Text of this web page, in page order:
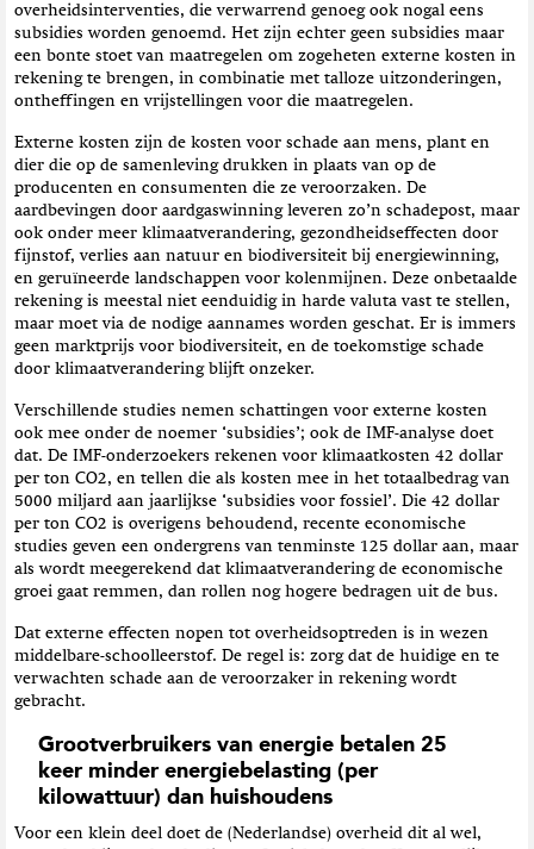
overheidsinterventies, die verwarrend genoeg ook nogal eens
subsidies worden genoemd. Het zijn echter geen subsidies maar
een bonte stoet van maatregelen om zogeheten externe kosten in
rekening te brengen, in combinatie met talloze uitzonderingen,
ontheffingen en vrijstellingen voor die maatregelen.
Externe kosten zijn de kosten voor schade aan mens, plant en
dier die op de samenleving drukken in plaats van op de
producenten en consumenten die ze veroorzaken. De
aardbevingen door aardgaswinning leveren zo’n schadepost, maar
ook onder meer klimaatverandering, gezondheidseffecten door
fijnstof, verlies aan natuur en biodiversiteit bij energiewinning,
en geruïneerde landschappen voor kolenmijnen. Deze onbetaalde
rekening is meestal niet eenduidig in harde valuta vast te stellen,
maar moet via de nodige aannames worden geschat. Er is immers
geen marktprijs voor biodiversiteit, en de toekomstige schade
door klimaatverandering blijft onzeker.
Verschillende studies nemen schattingen voor externe kosten
ook mee onder de noemer ‘subsidies’; ook de IMF-analyse doet
dat. De IMF-onderzoekers rekenen voor klimaatkosten 42 dollar
per ton CO2, en tellen die als kosten mee in het totaalbedrag van
5000 miljard aan jaarlijkse ‘subsidies voor fossiel’. Die 42 dollar
per ton CO2 is overigens behoudend, recente economische
studies geven een ondergrens van tenminste 125 dollar aan, maar
als wordt meegerekend dat klimaatverandering de economische
groei gaat remmen, dan rollen nog hogere bedragen uit de bus.
Dat externe effecten nopen tot overheidsoptreden is in wezen
middelbare-schoolleerstof. De regel is: zorg dat de huidige en te
verwachten schade aan de veroorzaker in rekening wordt
gebracht.
Grootverbruikers van energie betalen 25
keer minder energiebelasting (per
kilowattuur) dan huishoudens
Voor een klein deel doet de (Nederlandse) overheid dit al wel,